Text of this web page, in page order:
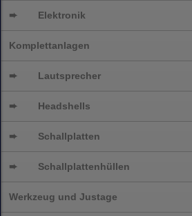
➨ Elektronik
Komplettanlagen
➨ Lautsprecher
➨ Headshells
➨ Schallplatten
➨ Schallplattenhüllen
Werkzeug und Justage